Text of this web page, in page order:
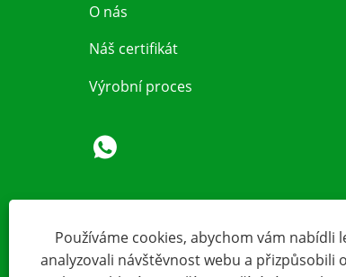
O nás
Náš certifikát
Výrobní proces
Používáme cookies, abychom vám nabídli
analyzovali návštěvnost webu a přizpůsobili